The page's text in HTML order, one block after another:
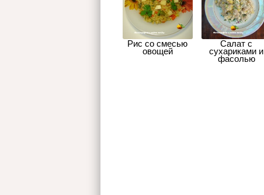
Рис со смесью
овощей
Салат с
сухариками и
фасолью